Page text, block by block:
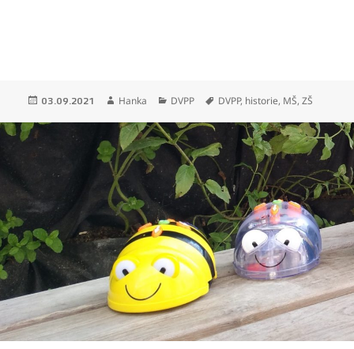
Publikováno:
03.09.2021 Autor:
Hanka Rubriky:
DVPP Štítky:
DVPP, historie, MŠ,ZŠ